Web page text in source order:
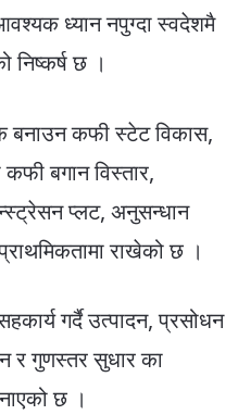
ध्यान नपुग्दा स्वदेशमै
निष्कर्ष छ ।
बनाउन कफी स्टेट विकास,
कफी बगान विस्तार,
प्लट, अनुसन्धान
राखेको छ ।
गर्दै उत्पादन, प्रसोधन
र गुणस्तर सुधार का
छ ।